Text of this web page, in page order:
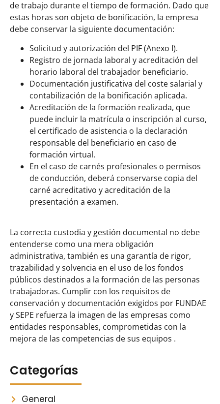
de trabajo durante el tiempo de formación. Dado que
estas horas son objeto de bonificación, la empresa
debe conservar la siguiente documentación:
Solicitud y autorización del PIF (Anexo I).
Registro de jornada laboral y acreditación del
horario laboral del trabajador beneficiario.
Documentación justificativa del coste salarial y
contabilización de la bonificación aplicada.
Acreditación de la formación realizada, que
puede incluir la matrícula o inscripción al curso,
el certificado de asistencia o la declaración
responsable del beneficiario en caso de
formación virtual.
En el caso de carnés profesionales o permisos
de conducción, deberá conservarse copia del
carné acreditativo y acreditación de la
presentación a examen.
La correcta custodia y gestión documental no debe
entenderse como una mera obligación
administrativa, también es una garantía de rigor,
trazabilidad y solvencia en el uso de los fondos
públicos destinados a la formación de las personas
trabajadoras. Cumplir con los requisitos de
conservación y documentación exigidos por FUNDAE
y SEPE refuerza la imagen de las empresas como
entidades responsables, comprometidas con la
mejora de las competencias de sus equipos .
Categorías
General